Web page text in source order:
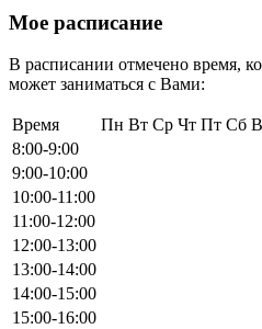
Мое расписание
В расписании отмечено время,
может заниматься с Вами:
Время Пн Вт Ср Чт Пт Сб
8:00-9:00
9:00-10:00
10:00-11:00
11:00-12:00
12:00-13:00
13:00-14:00
14:00-15:00
15:00-16:00